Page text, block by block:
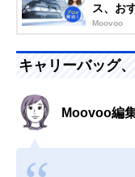
ス、お
Moovoo
キャリーバッグ
Moovoo編